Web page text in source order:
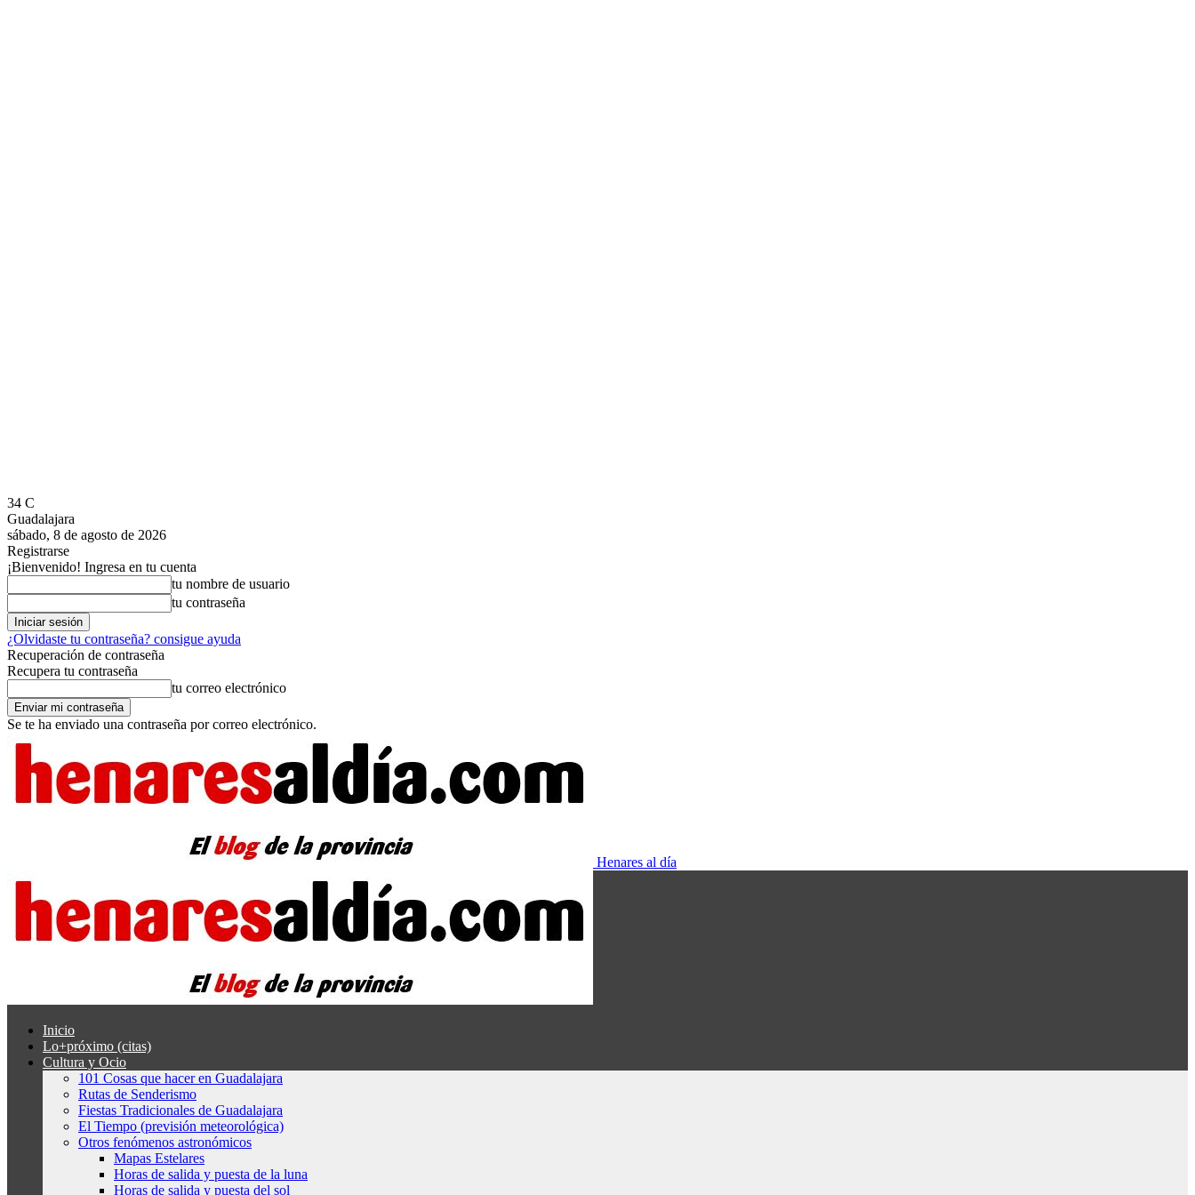
34 C
Guadalajara
sábado, 8 de agosto de 2026
Registrarse
¡Bienvenido! Ingresa en tu cuenta
tu nombre de usuario
tu contraseña
¿Olvidaste tu contraseña? consigue ayuda
Recuperación de contraseña
Recupera tu contraseña
tu correo electrónico
Se te ha enviado una contraseña por correo electrónico.
Henares al día
Inicio
Lo+próximo (citas)
Cultura y Ocio
101 Cosas que hacer en Guadalajara
Rutas de Senderismo
Fiestas Tradicionales de Guadalajara
El Tiempo (previsión meteorológica)
Otros fenómenos astronómicos
Mapas Estelares
Horas de salida y puesta de la luna
Horas de salida y puesta del sol